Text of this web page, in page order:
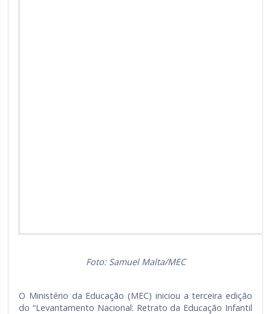
Foto: Samuel Malta/MEC
O Ministério da Educação (MEC) iniciou a terceira edição
do “Levantamento Nacional: Retrato da Educação Infantil